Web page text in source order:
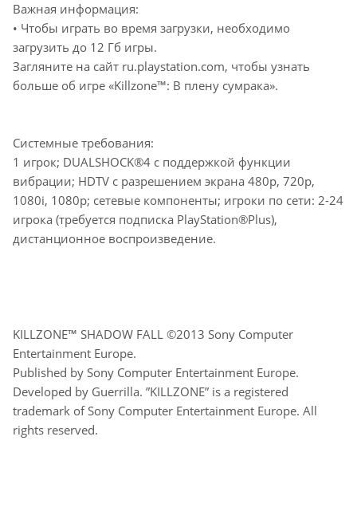
Важная информация:
• Чтобы играть во время загрузки, необходимо
загрузить до 12 Гб игры.
Загляните на сайт ru.playstation.com, чтобы узнать
больше об игре «Killzone™: В плену сумрака».
Системные требования:
1 игрок; DUALSHOCK®4 с поддержкой функции
вибрации; HDTV с разрешением экрана 480p, 720p,
1080i, 1080p; сетевые компоненты; игроки по сети: 2-24
игрока (требуется подписка PlayStation®Plus),
дистанционное воспроизведение.
KILLZONE™ SHADOW FALL ©2013 Sony Computer
Entertainment Europe.
Published by Sony Computer Entertainment Europe.
Developed by Guerrilla. ”KILLZONE” is a registered
trademark of Sony Computer Entertainment Europe. All
rights reserved.